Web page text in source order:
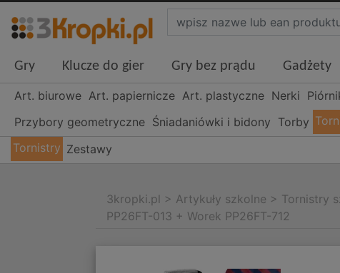
Gry Klucze do gier Gry bez prądu Gadżety
Art. biurowe Art. papiernicze Art. plastyczne Nerki
Przybory geometryczne Śniadaniówki i bidony Torby
Tornistry Zestawy
3kropki.pl > Artykuły szkolne > Tornistry
PP26FT-013 + Worek PP26FT-712